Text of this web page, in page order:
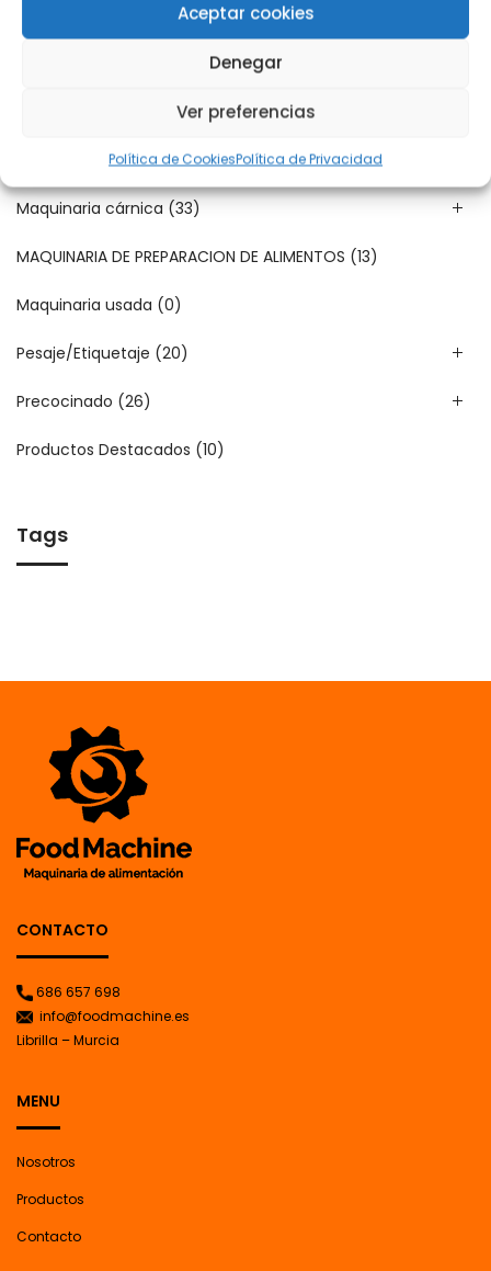
Aceptar cookies
Denegar
Ver preferencias
Política de CookiesPolítica de Privacidad
Categories
Línea de envasado (21)
Maquinaria cárnica (33)
MAQUINARIA DE PREPARACION DE ALIMENTOS (13)
Maquinaria usada (0)
Pesaje/Etiquetaje (20)
Precocinado (26)
Productos Destacados (10)
Tags
CONTACTO
686 657 698
info@foodmachine.es
Librilla – Murcia
MENU
Nosotros
Productos
Contacto